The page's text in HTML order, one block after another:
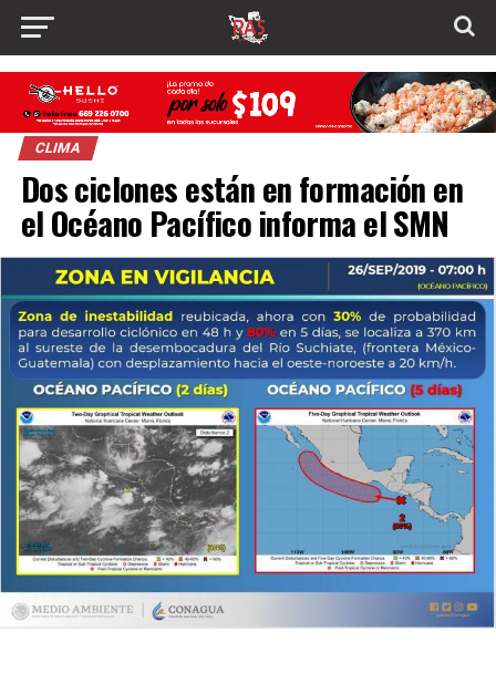
CLIMA
Dos ciclones están en formación en
el Océano Pacífico informa el SMN